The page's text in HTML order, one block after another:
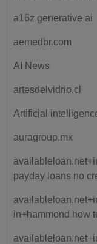
a16z generative ai
aemedbr.com
AI News
artesdelvidrio.cl
Artificial
auragroup.mx
payday loans no
in+hammond how